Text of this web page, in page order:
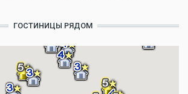
ГОСТИНИЦЫ РЯДОМ